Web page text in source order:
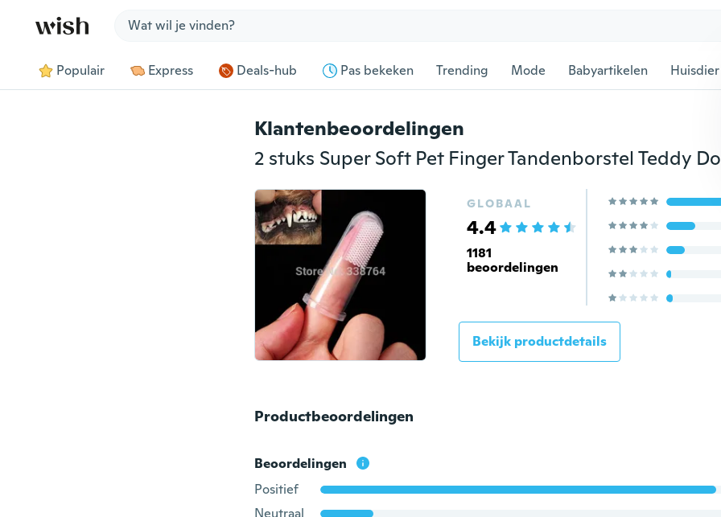
Populair Express Deals-hub Pas bekeken Trending Mode Babyartikelen Huisdier
Klantenbeoordelingen
GLOBAAL
4.4
1181
beoordelingen
Bekijk productdetails
Productbeoordelingen
Beoordelingen
Positief
Neutraal